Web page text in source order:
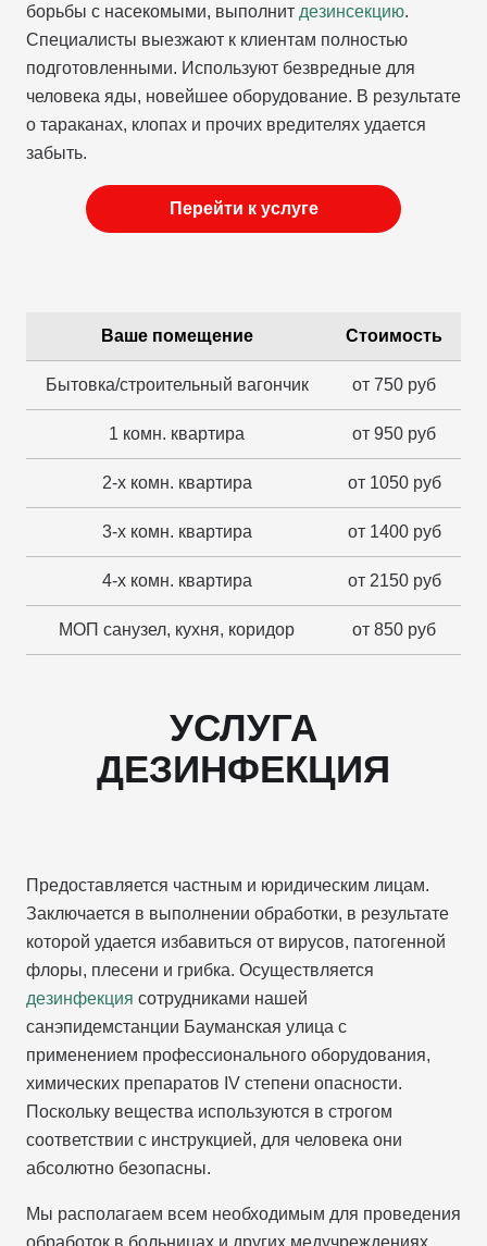
борьбы с насекомыми, выполнит дезинсекцию.
Специалисты выезжают к клиентам полностью
подготовленными. Используют безвредные для
человека яды, новейшее оборудование. В результате
о тараканах, клопах и прочих вредителях удается
забыть.
Перейти к услуге
Ваше помещение Стоимость
Бытовка/строительный вагончик от 750 руб
1 комн. квартира от 950 руб
2-х комн. квартира от 1050 руб
3-х комн. квартира от 1400 руб
4-х комн. квартира от 2150 руб
МОП санузел, кухня, коридор от 850 руб
УСЛУГА
ДЕЗИНФЕКЦИЯ
Предоставляется частным и юридическим лицам.
Заключается в выполнении обработки, в результате
которой удается избавиться от вирусов, патогенной
флоры, плесени и грибка. Осуществляется
дезинфекция сотрудниками нашей
санэпидемстанции Бауманская улица с
применением профессионального оборудования,
химических препаратов IV степени опасности.
Поскольку вещества используются в строгом
соответствии с инструкцией, для человека они
абсолютно безопасны.
Мы располагаем всем необходимым для проведения